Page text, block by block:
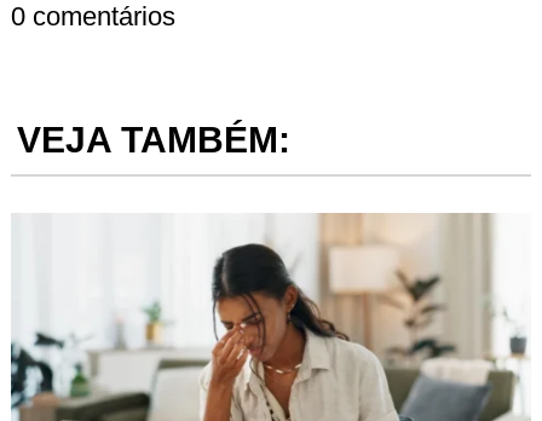
0 comentários
VEJA TAMBÉM: